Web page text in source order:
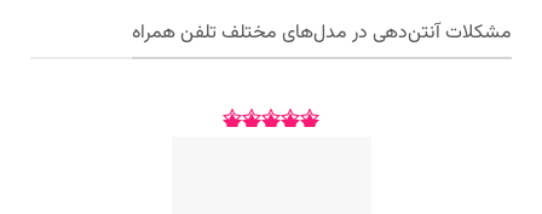
مشکلات آنتن‌دهی در مدل‌های مختلف تلفن همراه